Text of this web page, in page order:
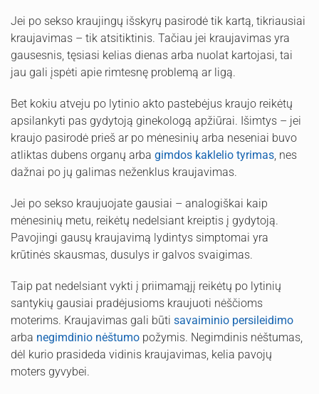
Jei po sekso kraujingų išskyrų pasirodė tik kartą, tikriausiai
kraujavimas – tik atsitiktinis. Tačiau jei kraujavimas yra
gausesnis, tęsiasi kelias dienas arba nuolat kartojasi, tai
jau gali įspėti apie rimtesnę problemą ar ligą.
Bet kokiu atveju po lytinio akto pastebėjus kraujo reikėtų
apsilankyti pas gydytoją ginekologą apžiūrai. Išimtys – jei
kraujo pasirodė prieš ar po mėnesinių arba neseniai buvo
atliktas dubens organų arba gimdos kaklelio tyrimas, nes
dažnai po jų galimas neženklus kraujavimas.
Jei po sekso kraujuojate gausiai – analogiškai kaip
mėnesinių metu, reikėtų nedelsiant kreiptis į gydytoją.
Pavojingi gausų kraujavimą lydintys simptomai yra
krūtinės skausmas, dusulys ir galvos svaigimas.
Taip pat nedelsiant vykti į priimamąjį reikėtų po lytinių
santykių gausiai pradėjusioms kraujuoti nėščioms
moterims. Kraujavimas gali būti savaiminio persileidimo
arba negimdinio nėštumo požymis. Negimdinis nėštumas,
dėl kurio prasideda vidinis kraujavimas, kelia pavojų
moters gyvybei.